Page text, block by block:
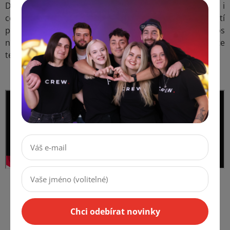
Děkujeme všem návštěvníkům, speakerům, partnerům i
celému produkčnímu týmu. Každý z vás byl součástí
příběhu, který teprve začíná 📖. A pokud jste letos
nemohli dorazit, podívejte se naaftermovie a prožijte
ten den s námi alespoň prostřednictvím kamery 🎥
Chci odebírat novinky